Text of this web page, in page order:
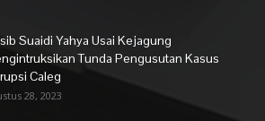
Suaidi Yahya Usai Kejagung
Tunda Pengusutan Kasus
Caleg
28, 2023